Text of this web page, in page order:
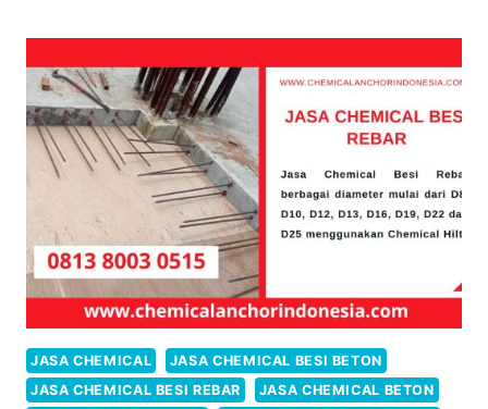
HILTI
JASA CHEMICAL
JASA CHEMICAL BESI BETON
JASA CHEMICAL BESI REBAR
JASA CHEMICAL BETON